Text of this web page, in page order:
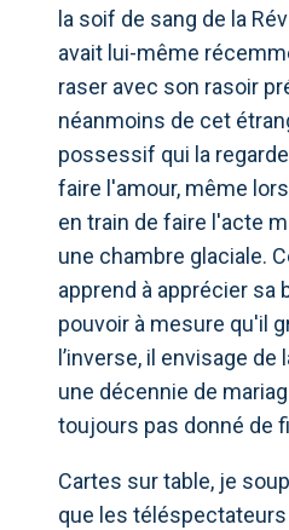
la soif de sang de la
avait lui-même
raser avec son rasoir
néanmoins de cet
possessif qui la
faire l'amour, même
en train de faire l'acte
une chambre glaciale.
apprend à apprécier sa
pouvoir à mesure qu'il
l’inverse, il envisage
une décennie de
toujours pas donné de
Cartes sur table, je
que les